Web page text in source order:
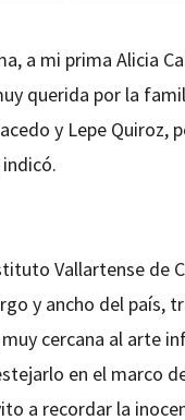
a mi prima Alicia
querida por la
y Lepe Quiroz,
Vallartense de
y ancho del país,
cercana al arte
en el marco
a recordar la